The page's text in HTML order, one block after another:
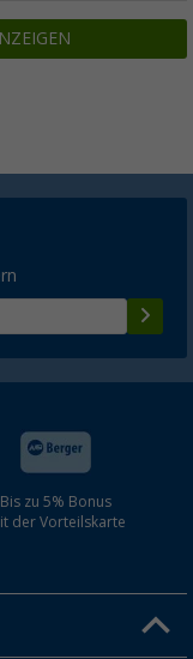
Bis zu 5% Bonus
der Vorteilskarte